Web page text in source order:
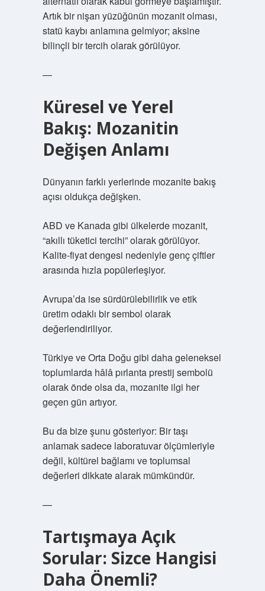
Artık bir nişan yüzüğünün mozanit olması,
statü kaybı anlamına gelmiyor; aksine
bilinçli bir tercih olarak görülüyor.
—
Küresel ve Yerel
Bakış: Mozanitin
Değişen Anlamı
Dünyanın farklı yerlerinde mozanite bakış
açısı oldukça değişken.
ABD ve Kanada gibi ülkelerde mozanit,
“akıllı tüketici tercihi” olarak görülüyor.
Kalite-fiyat dengesi nedeniyle genç çiftler
arasında hızla popülerleşiyor.
Avrupa’da ise sürdürülebilirlik ve etik
üretim odaklı bir sembol olarak
değerlendiriliyor.
Türkiye ve Orta Doğu gibi daha geleneksel
toplumlarda hâlâ pırlanta prestij sembolü
olarak önde olsa da, mozanite ilgi her
geçen gün artıyor.
Bu da bize şunu gösteriyor: Bir taşı
anlamak sadece laboratuvar ölçümleriyle
değil, kültürel bağlamı ve toplumsal
değerleri dikkate alarak mümkündür.
—
Tartışmaya Açık
Sorular: Sizce Hangisi
Daha Önemli?